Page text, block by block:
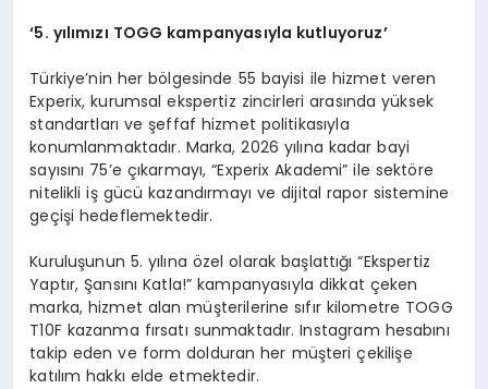
‘5. yılımızı TOGG kampanyasıyla kutluyoruz’
Türkiye’nin her bölgesinde 55 bayisi ile hizmet veren
Experix, kurumsal ekspertiz zincirleri arasında yüksek
standartları ve şeffaf hizmet politikasıyla
konumlanmaktadır. Marka, 2026 yılına kadar bayi
sayısını 75’e çıkarmayı, “Experix Akademi” ile sektöre
nitelikli iş gücü kazandırmayı ve dijital rapor sistemine
geçişi hedeflemektedir.
Kuruluşunun 5. yılına özel olarak başlattığı “Ekspertiz
Yaptır, Şansını Katla!” kampanyasıyla dikkat çeken
marka, hizmet alan müşterilerine sıfır kilometre TOGG
T10F kazanma fırsatı sunmaktadır. Instagram hesabını
takip eden ve form dolduran her müşteri çekilişe
katılım hakkı elde etmektedir.